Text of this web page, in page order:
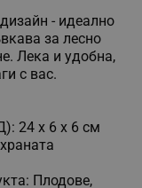
- идеално
за лесно
Лека и удобна,
с вас.
24 х 6 х 6 см
Плодове,